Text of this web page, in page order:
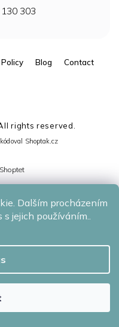
Dalším procházením
jejich používáním..
303
Blog Contact
All rights reserved.
Shoptak.cz